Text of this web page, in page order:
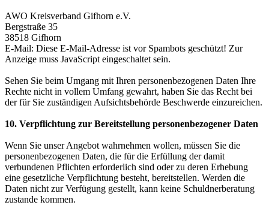
AWO Kreisverband Gifhorn e.V.
Bergstraße 35
38518 Gifhorn
E-Mail: Diese E-Mail-Adresse ist vor Spambots geschützt! Zur
Anzeige muss JavaScript eingeschaltet sein.
Sehen Sie beim Umgang mit Ihren personenbezogenen Daten Ihre
Rechte nicht in vollem Umfang gewahrt, haben Sie das Recht bei
der für Sie zuständigen Aufsichtsbehörde Beschwerde einzureichen.
10. Verpflichtung zur Bereitstellung personenbezogener Daten
Wenn Sie unser Angebot wahrnehmen wollen, müssen Sie die
personenbezogenen Daten, die für die Erfüllung der damit
verbundenen Pflichten erforderlich sind oder zu deren Erhebung
eine gesetzliche Verpflichtung besteht, bereitstellen. Werden die
Daten nicht zur Verfügung gestellt, kann keine Schuldnerberatung
zustande kommen.